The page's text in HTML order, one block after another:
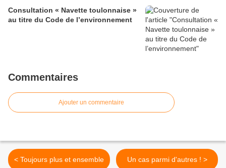
Consultation « Navette toulonnaise »
au titre du Code de l’environnement
Commentaires
Ajouter un commentaire
< Toujours plus et ensemble Un cas parmi d'autres ! >